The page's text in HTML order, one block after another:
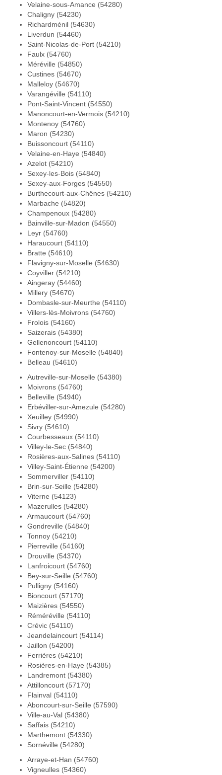
Velaine-sous-Amance (54280)
Chaligny (54230)
Richardménil (54630)
Liverdun (54460)
Saint-Nicolas-de-Port (54210)
Faulx (54760)
Méréville (54850)
Custines (54670)
Malleloy (54670)
Varangéville (54110)
Pont-Saint-Vincent (54550)
Manoncourt-en-Vermois (54210)
Montenoy (54760)
Maron (54230)
Buissoncourt (54110)
Velaine-en-Haye (54840)
Azelot (54210)
Sexey-les-Bois (54840)
Sexey-aux-Forges (54550)
Burthecourt-aux-Chênes (54210)
Marbache (54820)
Champenoux (54280)
Bainville-sur-Madon (54550)
Leyr (54760)
Haraucourt (54110)
Bratte (54610)
Flavigny-sur-Moselle (54630)
Coyviller (54210)
Aingeray (54460)
Millery (54670)
Dombasle-sur-Meurthe (54110)
Villers-lès-Moivrons (54760)
Frolois (54160)
Saizerais (54380)
Gellenoncourt (54110)
Fontenoy-sur-Moselle (54840)
Belleau (54610)
Autreville-sur-Moselle (54380)
Moivrons (54760)
Belleville (54940)
Erbéviller-sur-Amezule (54280)
Xeuilley (54990)
Sivry (54610)
Courbesseaux (54110)
Villey-le-Sec (54840)
Rosières-aux-Salines (54110)
Villey-Saint-Étienne (54200)
Sommerviller (54110)
Brin-sur-Seille (54280)
Viterne (54123)
Mazerulles (54280)
Armaucourt (54760)
Gondreville (54840)
Tonnoy (54210)
Pierreville (54160)
Drouville (54370)
Lanfroicourt (54760)
Bey-sur-Seille (54760)
Pulligny (54160)
Bioncourt (57170)
Maizières (54550)
Réméréville (54110)
Crévic (54110)
Jeandelaincourt (54114)
Jaillon (54200)
Ferrières (54210)
Rosières-en-Haye (54385)
Landremont (54380)
Attilloncourt (57170)
Flainval (54110)
Aboncourt-sur-Seille (57590)
Ville-au-Val (54380)
Saffais (54210)
Marthemont (54330)
Sornéville (54280)
Arraye-et-Han (54760)
Vigneulles (54360)